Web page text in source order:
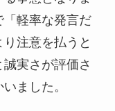
「軽率な発言だ
注意を払うと
実さが評価さ
ました。